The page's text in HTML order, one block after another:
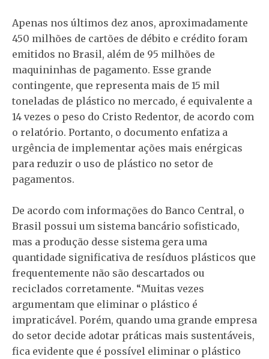
Apenas nos últimos dez anos, aproximadamente
450 milhões de cartões de débito e crédito foram
emitidos no Brasil, além de 95 milhões de
maquininhas de pagamento. Esse grande
contingente, que representa mais de 15 mil
toneladas de plástico no mercado, é equivalente a
14 vezes o peso do Cristo Redentor, de acordo com
o relatório. Portanto, o documento enfatiza a
urgência de implementar ações mais enérgicas
para reduzir o uso de plástico no setor de
pagamentos.
De acordo com informações do Banco Central, o
Brasil possui um sistema bancário sofisticado,
mas a produção desse sistema gera uma
quantidade significativa de resíduos plásticos que
frequentemente não são descartados ou
reciclados corretamente. “Muitas vezes
argumentam que eliminar o plástico é
impraticável. Porém, quando uma grande empresa
do setor decide adotar práticas mais sustentáveis,
fica evidente que é possível eliminar o plástico